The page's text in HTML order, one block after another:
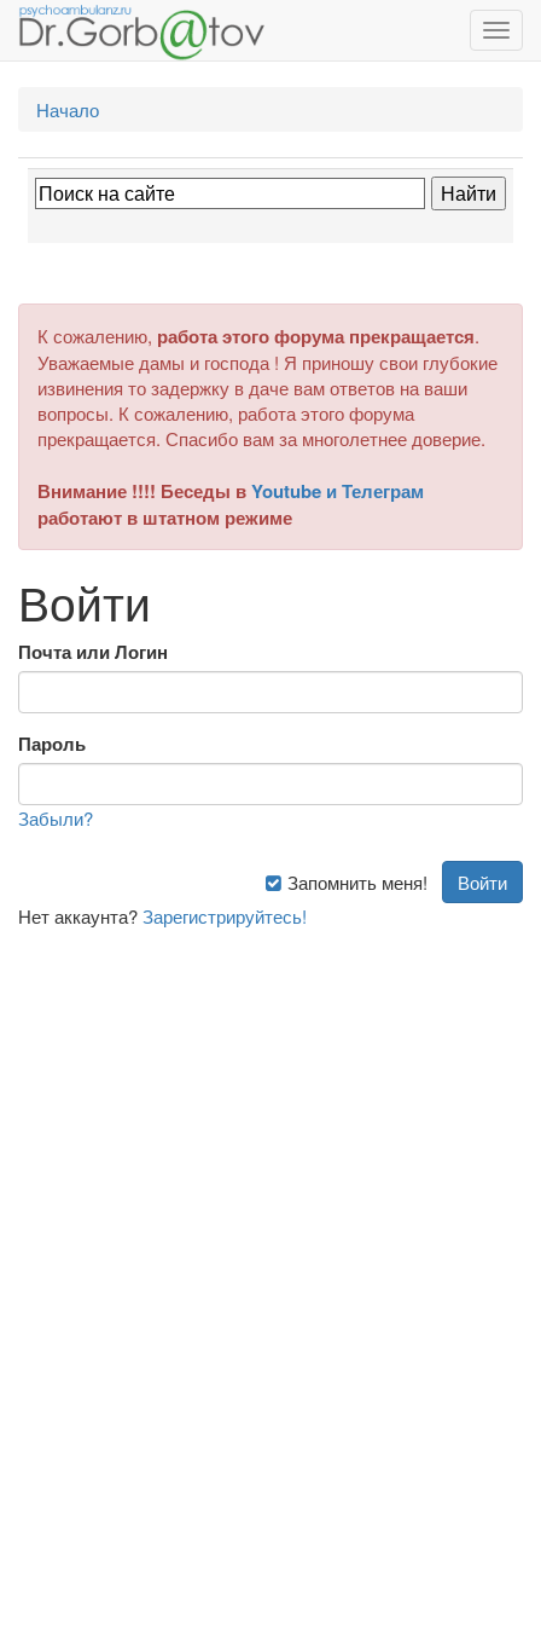
Начало
К сожалению, работа этого форума прекращается.
Уважаемые дамы и господа ! Я приношу свои глубокие
извинения то задержку в даче вам ответов на ваши
вопросы. К сожалению, работа этого форума
прекращается. Спасибо вам за многолетнее доверие.
Внимание !!!! Беседы вYoutube и Телеграм
работают в штатном режиме
Войти
Почта или Логин
Пароль
Забыли?
Запомнить меня!
Нет аккаунта?Зарегистрируйтесь!